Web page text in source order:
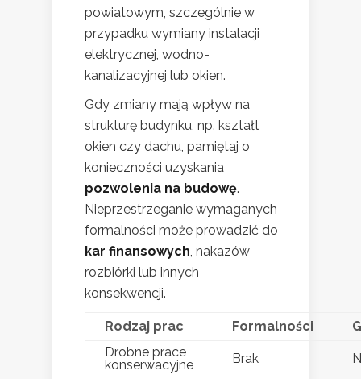
powiatowym, szczególnie w
przypadku wymiany instalacji
elektrycznej, wodno-
kanalizacyjnej lub okien.
Gdy zmiany mają wpływ na
strukturę budynku, np. kształt
okien czy dachu, pamiętaj o
konieczności uzyskania
pozwolenia na budowę.
Nieprzestrzeganie wymaganych
formalności może prowadzić do
kar finansowych , nakazów
rozbiórki lub innych
konsekwencji.
Rodzaj prac Formalności
Drobne prace
konserwacyjne
Brak